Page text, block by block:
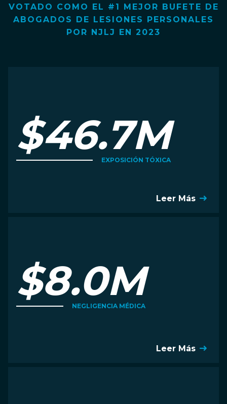
VOTADO COMO EL #1 MEJOR BUFETE DE
ABOGADOS DE LESIONES PERSONALES
POR NJLJ EN 2023
$46.7M
EXPOSICIÓN TÓXICA
Leer Más
$8.0M
NEGLIGENCIA MÉDICA
Leer Más